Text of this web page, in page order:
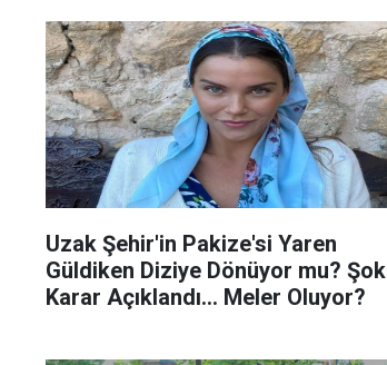
Uzak Şehir'in Pakize'si Yaren
Güldiken Diziye Dönüyor mu? Şok
Karar Açıklandı... Meler Oluyor?